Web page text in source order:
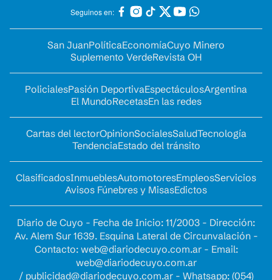
Seguinos en:
San JuanPolíticaEconomíaCuyo Minero
Suplemento VerdeRevista OH
PolicialesPasión DeportivaEspectáculosArgentina
El MundoRecetasEn las redes
Cartas del lectorOpinionSocialesSaludTecnología
TendenciaEstado del tránsito
ClasificadosInmueblesAutomotoresEmpleosServicios
Avisos Fúnebres y MisasEdictos
Diario de Cuyo - Fecha de Inicio: 11/2003 - Dirección:
Av. Alem Sur 1639. Esquina Lateral de Circunvalación -
Contacto: web@diariodecuyo.com.ar- Email:
web@diariodecuyo.com.ar
/ publicidad@diariodecuyo.com.ar- Whatsapp: (054)